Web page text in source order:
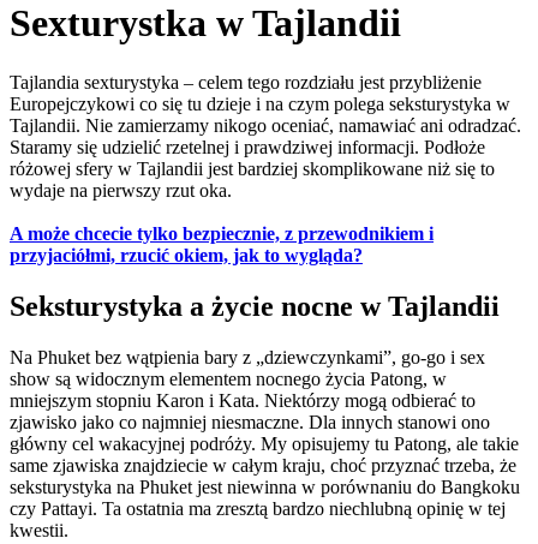
Sexturystka w Tajlandii
Tajlandia sexturystyka – celem tego rozdziału jest przybliżenie
Europejczykowi co się tu dzieje i na czym polega seksturystyka w
Tajlandii. Nie zamierzamy nikogo oceniać, namawiać ani odradzać.
Staramy się udzielić rzetelnej i prawdziwej informacji. Podłoże
różowej sfery w Tajlandii jest bardziej skomplikowane niż się to
wydaje na pierwszy rzut oka.
A może chcecie tylko bezpiecznie, z przewodnikiem i
przyjaciółmi, rzucić okiem, jak to wygląda?
Seksturystyka a życie nocne w Tajlandii
Na Phuket bez wątpienia bary z „dziewczynkami”, go-go i sex
show są widocznym elementem nocnego życia Patong, w
mniejszym stopniu Karon i Kata. Niektórzy mogą odbierać to
zjawisko jako co najmniej niesmaczne. Dla innych stanowi ono
główny cel wakacyjnej podróży. My opisujemy tu Patong, ale takie
same zjawiska znajdziecie w całym kraju, choć przyznać trzeba, że
seksturystyka na Phuket jest niewinna w porównaniu do Bangkoku
czy Pattayi. Ta ostatnia ma zresztą bardzo niechlubną opinię w tej
kwestii.